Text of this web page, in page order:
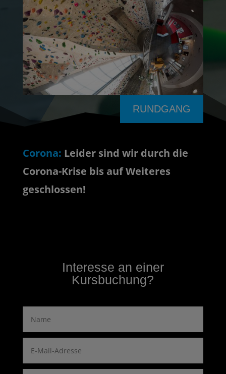
RUNDGANG
Corona: Leider sind wir durch die
Corona-Krise bis auf Weiteres
geschlossen!
Interesse an einer
Kursbuchung?